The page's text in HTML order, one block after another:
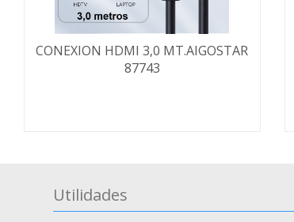
CONEXION HDMI 3,0 MT.AIGOSTAR
87743
Utilidades